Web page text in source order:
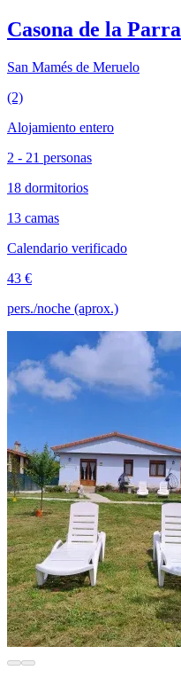
Casona de la Parra
San Mamés de Meruelo
(2)
Alojamiento entero
2 - 21 personas
18 dormitorios
13 camas
Calendario verificado
43 €
pers./noche (aprox.)